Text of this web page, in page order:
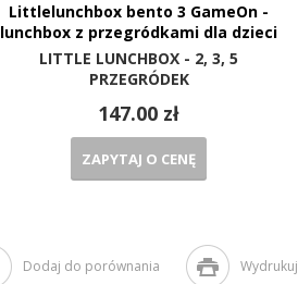
Littlelunchbox bento 3 GameOn -
lunchbox z przegródkami dla dzieci
LITTLE LUNCHBOX - 2, 3, 5
PRZEGRÓDEK
147.00 zł
ZAPYTAJ O CENĘ
Dodaj do porównania Wydrukuj